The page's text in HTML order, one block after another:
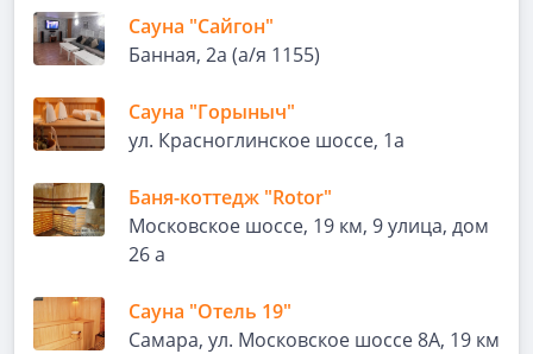
Сауна "Сайгон"
Банная, 2а (а/я 1155)
Сауна "Горыныч"
ул. Красноглинское шоссе, 1а
Баня-коттедж "Rotor"
Московское шоссе, 19 км, 9 улица, дом
26 а
Сауна "Отель 19"
Самара, ул. Московское шоссе 8А, 19 км